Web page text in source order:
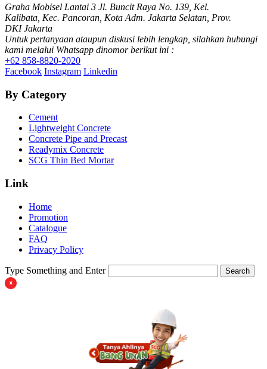
Graha Mobisel Lantai 3 Jl. Buncit Raya No. 139, Kel.
Kalibata, Kec. Pancoran, Kota Adm. Jakarta Selatan, Prov.
DKI Jakarta
Untuk pertanyaan ataupun diskusi lebih lengkap, silahkan hubungi
kami melalui Whatsapp dinomor berikut ini :
+62 858-8820-2020
Facebook Instagram Linkedin
By Category
Cement
Lightweight Concrete
Concrete Pipe and Precast
Readymix Concrete
SCG Thin Bed Mortar
Link
Home
Promotion
Catalogue
FAQ
Privacy Policy
Type Something and Enter Search